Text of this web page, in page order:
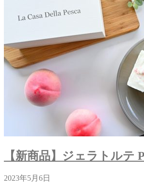
【新商品】ジェラトルテ
2023年5月6日